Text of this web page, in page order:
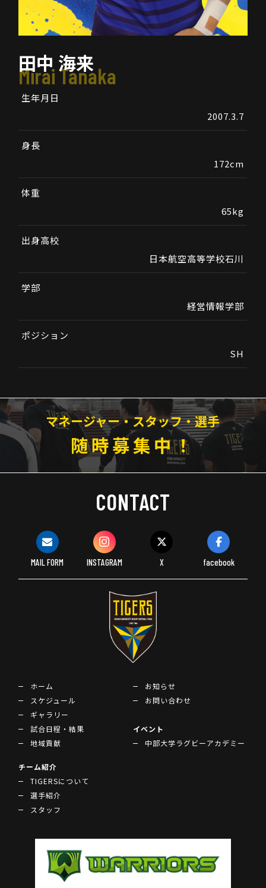
田中 海来
Mirai Tanaka
生年月日
2007.3.7
身長
172cm
体重
65kg
出身高校
日本航空高等学校石川
学部
経営情報学部
ポジション
SH
マネージャー・スタッフ・選手
随時募集中！
CONTACT
MAIL FORM INSTAGRAM X facebook
ホーム
スケジュール
ギャラリー
試合日程・結果
地域貢献
お知らせ
お問い合わせ
イベント
中部大学ラグビーアカデミー
チーム紹介
TIGERSについて
選手紹介
スタッフ